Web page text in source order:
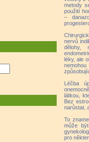
metody
použití
–
nervů
dělohy,
léky, ale
Léčba
látkou,
Bez
narůstat,
To
může
pro